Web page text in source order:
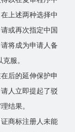
上述两种选择中
或再次指定中国
将成为申请人备
服。
后的延伸保护申
人立即提起了驳
结果。
商标注册人未能